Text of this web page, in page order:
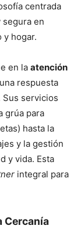
centrada
segura en
y hogar.
en la atención
respuesta
servicios
grúa para
hasta la
y la gestión
y vida. Esta
integral para
Cercanía